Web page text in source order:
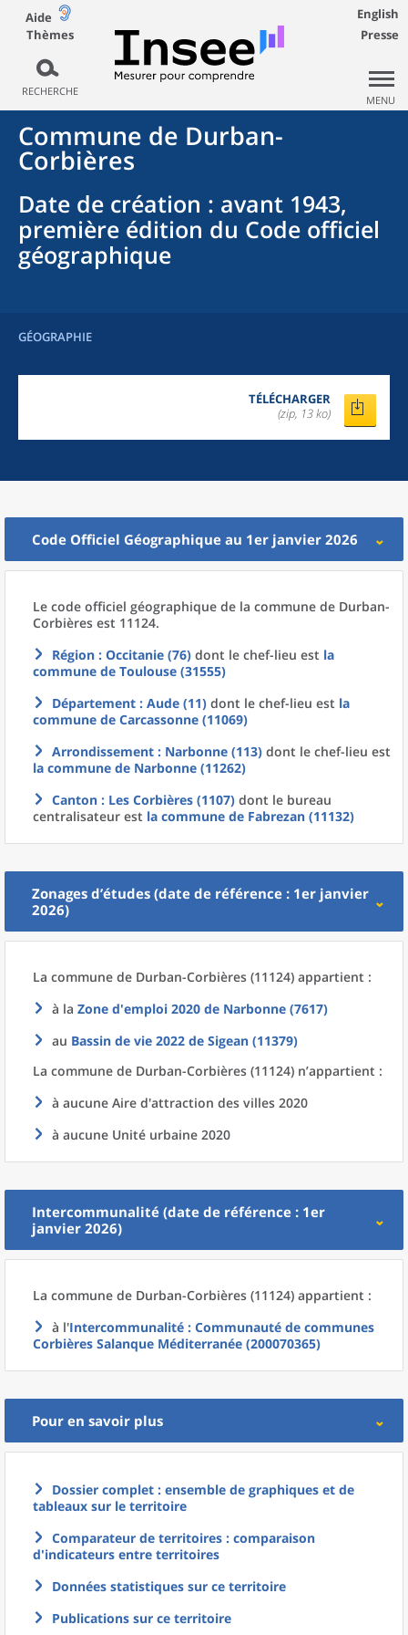
Aide
Thèmes
RECHERCHE
English
Presse
MENU
Commune de Durban-
Corbières
Date de création : avant 1943,
première édition du Code officiel
géographique
GÉOGRAPHIE
TÉLÉCHARGER
(zip, 13 ko)
Code Officiel Géographique au 1er janvier 2026
Le code officiel géographique de la commune de Durban-
Corbières est 11124.
Région : Occitanie (76) dont le chef-lieu est la
commune de Toulouse (31555)
Département : Aude (11) dont le chef-lieu est la
commune de Carcassonne (11069)
Arrondissement : Narbonne (113) dont le chef-lieu est
la commune de Narbonne (11262)
Canton : Les Corbières (1107) dont le bureau
centralisateur est la commune de Fabrezan (11132)
Zonages d’études (date de référence : 1er janvier
2026)
La commune de Durban-Corbières (11124) appartient :
à la Zone d'emploi 2020 de Narbonne (7617)
au Bassin de vie 2022 de Sigean (11379)
La commune de Durban-Corbières (11124) n’appartient :
à aucune Aire d'attraction des villes 2020
à aucune Unité urbaine 2020
Intercommunalité (date de référence : 1er
janvier 2026)
La commune de Durban-Corbières (11124) appartient :
à l'Intercommunalité : Communauté de communes
Corbières Salanque Méditerranée (200070365)
Pour en savoir plus
Dossier complet : ensemble de graphiques et de
tableaux sur le territoire
Comparateur de territoires : comparaison
d'indicateurs entre territoires
Données statistiques sur ce territoire
Publications sur ce territoire